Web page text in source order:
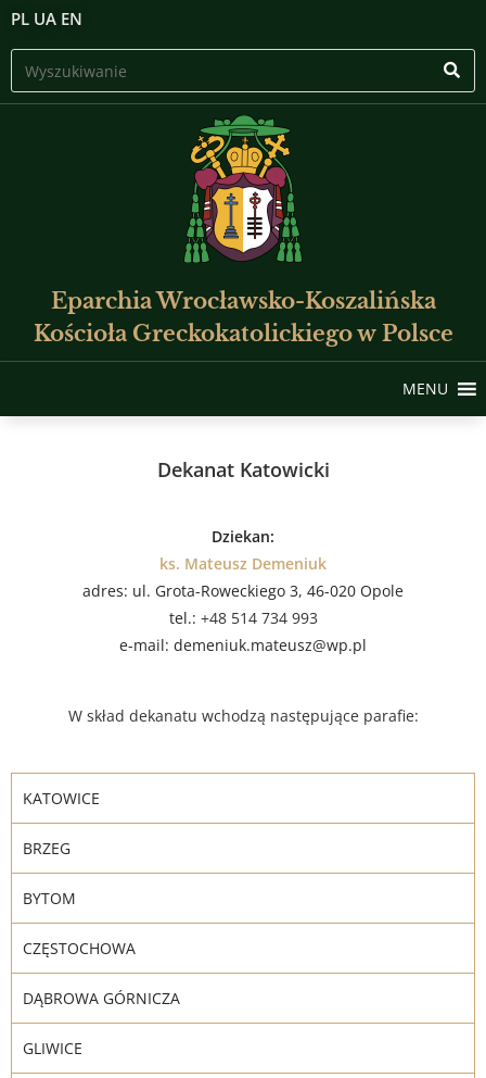
PL UA EN
Eparchia Wrocławsko-Koszalińska
Kościoła Greckokatolickiego w Polsce
MENU
Dekanat Katowicki
Dziekan:
ks. Mateusz Demeniuk
adres: ul. Grota-Roweckiego 3, 46-020 Opole
tel.: +48 514 734 993
e-mail: demeniuk.mateusz@wp.pl
W skład dekanatu wchodzą następujące parafie:
KATOWICE
BRZEG
BYTOM
CZĘSTOCHOWA
DĄBROWA GÓRNICZA
GLIWICE